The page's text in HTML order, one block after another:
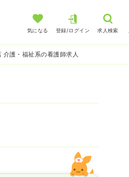
気になる 登録/ログイン 求人検索
護・福祉系の看護師求人